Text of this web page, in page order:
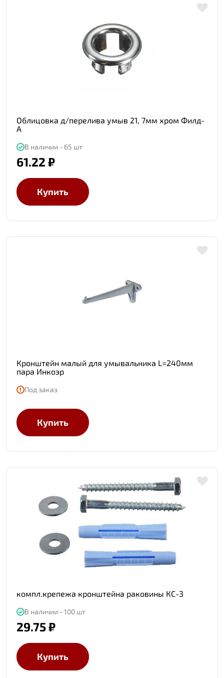
Облицовка д/перелива умыв 21, 7мм хром Филд-
А
В наличии - 65 шт
61.22 ₽
Купить
Кронштейн малый для умывальника L=240мм
пара Инкоэр
Под заказ
Купить
компл.крепежа кронштейна раковины КС-3
В наличии - 100 шт
29.75 ₽
Купить